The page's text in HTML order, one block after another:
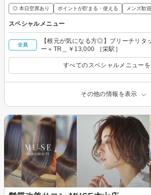
◎ 本日空席あり ポイントが貯まる・使える メンズ歓迎
スペシャルメニュー
全員
【根元が気になる方◎】ブリーチリタ
ー＋TR＿￥13,000 ［栄駅］
すべてのスペシャルメニュー
その他の情報を表示